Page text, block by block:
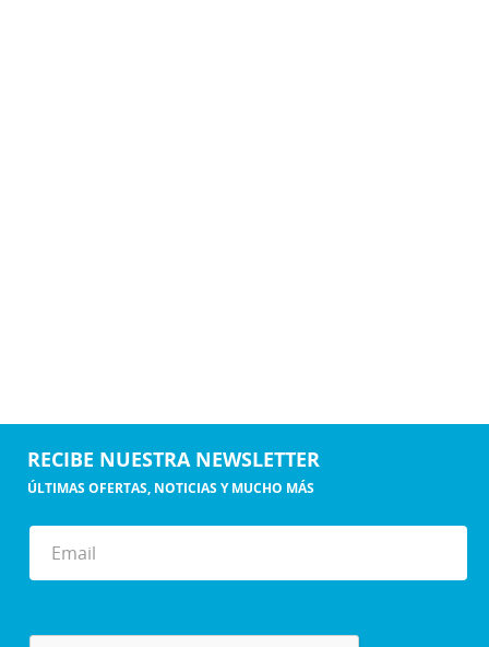
RECIBE NUESTRA NEWSLETTER
ÚLTIMAS OFERTAS, NOTICIAS Y MUCHO MÁS